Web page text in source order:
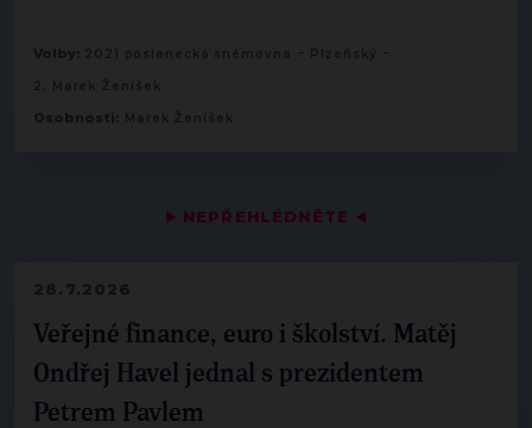
▶ NEPŘEHLÉDNĚTE ◀
28.7.2026
Veřejné finance, euro i školství. Matěj
Ondřej Havel jednal s prezidentem
Petrem Pavlem
Volby: 2021 poslanecká sněmovna - Plzeňský -
2. Marek Ženíšek
Osobnosti: Marek Ženíšek